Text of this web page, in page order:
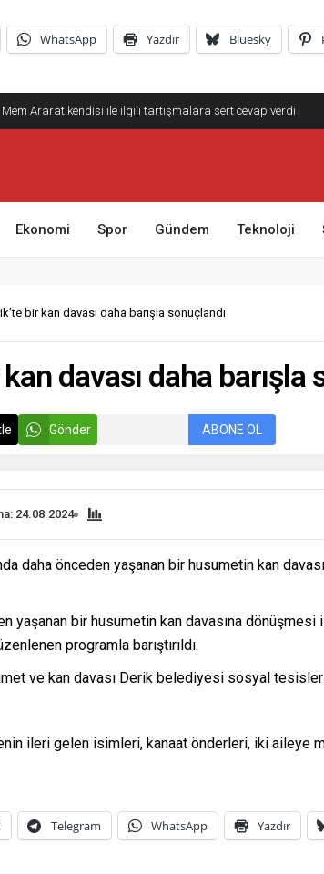
WhatsApp Yazdır Bluesky
Derik Belediyesi Merkez Mahallelerde Kar ve Buz Temizleme
Sürdürüyor
Ekonomi Spor Gündem Teknoloji
bir kan davası daha barışla sonuçlandı
davası daha barışla
Gönder ABONE OL
24.08.2024
daha önceden yaşanan bir husumetin kan
yaşanan bir husumetin kan davasına dönüşmesi
programla barıştırıldı.
ve kan davası Derik belediyesi sosyal
ileri gelen isimleri, kanaat önderleri, iki aileye
Telegram WhatsApp Yazdır